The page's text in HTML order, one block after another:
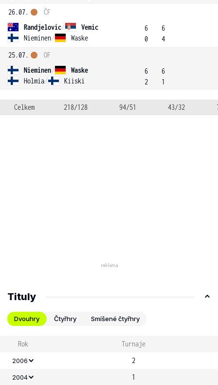
26.07.
Randjelovic/
Vemic
Nieminen/ Waske
ČF
6
0
6
4
25.07.
Nieminen/
Waske
Holmia/ Kiiski
OF
6
2
6
1
Celkem 218/128 94/51 43/32
Tituly
Dvouhry Čtyřhry Smíšené čtyřhry
Rok Turnaje
2006 2
2004 1